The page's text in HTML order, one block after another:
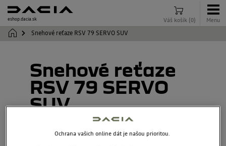
eshop.dacia.sk Váš košík (0) Menu
Snehové reťaze RSV 79 SERVO SUV
Snehové reťaze
RSV 79 SERVO
SUV
Ochrana vašich online dát je našou prioritou.